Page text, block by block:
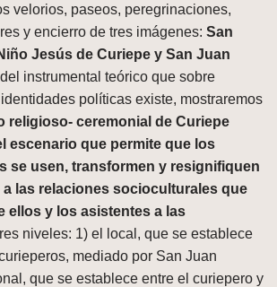
velorios, paseos, peregrinaciones,
y encierro de tres imágenes: San
Jesús de Curiepe y San Juan
instrumental teórico que sobre
políticas existe, mostraremos
religioso- ceremonial de Curiepe
escenario que permite que los
se usen, transformen y resignifiquen
las relaciones socioculturales que
ellos y los asistentes a las
niveles: 1) el local, que se establece
mediado por San Juan
que se establece entre el curiepero y